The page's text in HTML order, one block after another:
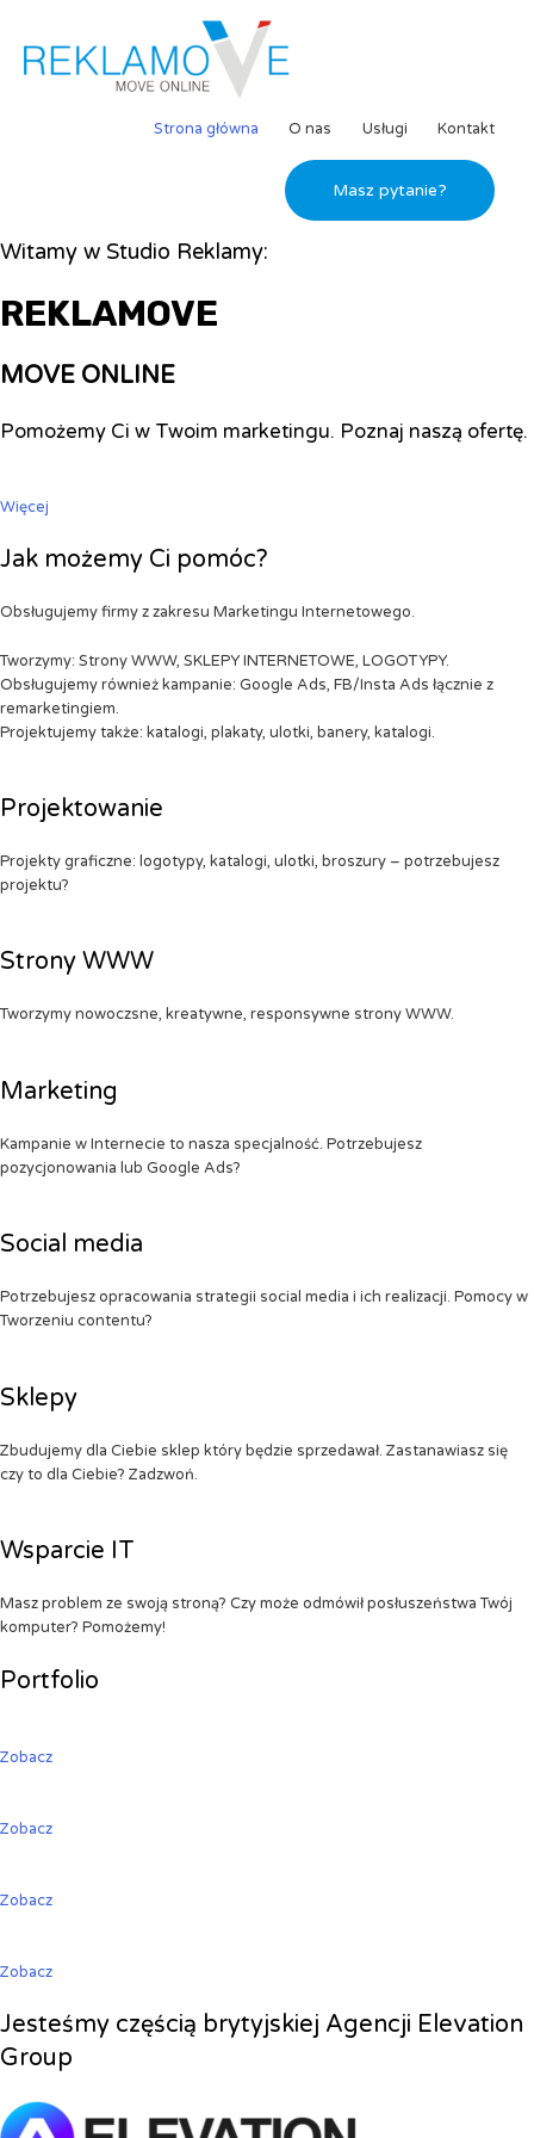
Strona główna O nas Usługi Kontakt
Masz pytanie?
Witamy w Studio Reklamy:
REKLAMOVE
MOVE ONLINE
Pomożemy Ci w Twoim marketingu. Poznaj naszą ofertę.
Więcej
Jak możemy Ci pomóc?
Obsługujemy firmy z zakresu Marketingu Internetowego.
Tworzymy: Strony WWW, SKLEPY INTERNETOWE, LOGOTYPY.
Obsługujemy również kampanie: Google Ads, FB/Insta Ads łącznie z
remarketingiem.
Projektujemy także: katalogi, plakaty, ulotki, banery, katalogi.
Projektowanie
Projekty graficzne: logotypy, katalogi, ulotki, broszury – potrzebujesz
projektu?
Strony WWW
Tworzymy nowoczsne, kreatywne, responsywne strony WWW.
Marketing
Kampanie w Internecie to nasza specjalność. Potrzebujesz
pozycjonowania lub Google Ads?
Social media
Potrzebujesz opracowania strategii social media i ich realizacji. Pomocy w
Tworzeniu contentu?
Sklepy
Zbudujemy dla Ciebie sklep który będzie sprzedawał. Zastanawiasz się
czy to dla Ciebie? Zadzwoń.
Wsparcie IT
Masz problem ze swoją stroną? Czy może odmówił posłuszeństwa Twój
komputer? Pomożemy!
Portfolio
Zobacz
Zobacz
Zobacz
Zobacz
Jesteśmy częścią brytyjskiej Agencji Elevation
Group